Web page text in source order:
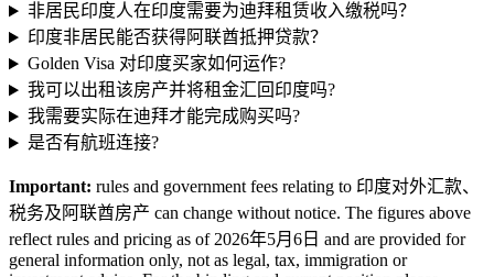
非居民印度人在印度需要为迪拜租赁收入缴税吗？
印度非居民能否获得阿联酋抵押贷款？
Golden Visa 对印度买家如何运作?
我可以出租该房产并将租金汇回印度吗?
我需要实际在迪拜才能完成购买吗?
是否有航班连接?
Important: rules and government fees relating to 印度对外汇款、
税务及阿联酋房产 can change without notice. The figures above
reflect rules and pricing as of 2026年5月6日 and are provided for
general information only, not as legal, tax, immigration or